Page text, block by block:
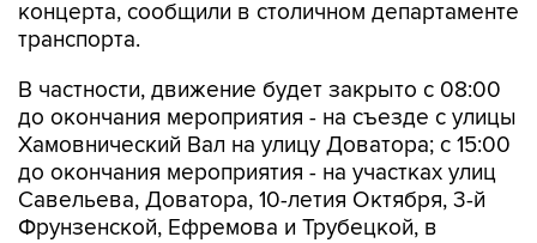
концерта, сообщили в столичном департаменте
транспорта.
В частности, движение будет закрыто с 08:00
до окончания мероприятия - на съезде с улицы
Хамовнический Вал на улицу Доватора; с 15:00
до окончания мероприятия - на участках улиц
Савельева, Доватора, 10-летия Октября, 3-й
Фрунзенской, Ефремова и Трубецкой, в